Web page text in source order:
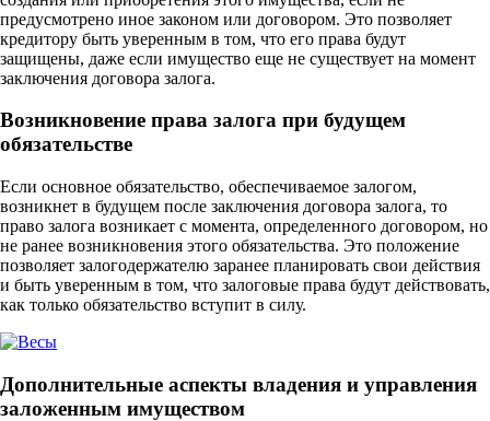
предусмотрено иное законом или договором. Это позволяет
кредитору быть уверенным в том, что его права будут
защищены, даже если имущество еще не существует на момент
заключения договора залога.
Возникновение права залога при будущем
обязательстве
Если основное обязательство, обеспечиваемое залогом,
возникнет в будущем после заключения договора залога, то
право залога возникает с момента, определенного договором, но
не ранее возникновения этого обязательства. Это положение
позволяет залогодержателю заранее планировать свои действия
и быть уверенным в том, что залоговые права будут действовать,
как только обязательство вступит в силу.
Дополнительные аспекты владения и управления
заложенным имуществом